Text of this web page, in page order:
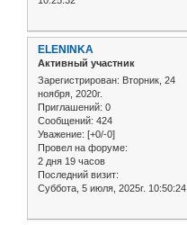
ELENINKA
Активный участник
Зарегистрирован: Вторник, 24
ноября, 2020г.
Приглашений: 0
Сообщений: 424
Уважение: [+0/-0]
Провел на форуме:
2 дня 19 часов
Последний визит:
Суббота, 5 июля, 2025г. 10:50:24